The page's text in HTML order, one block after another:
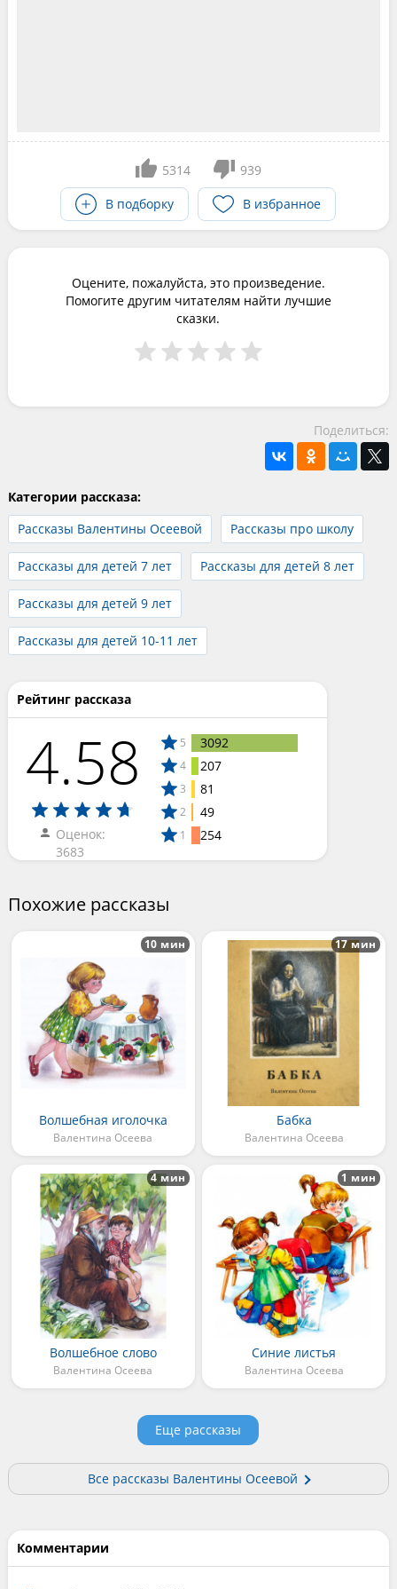
5314
939
В подборку
В избранное
Оцените, пожалуйста, это произведение.
Помогите другим читателям найти лучшие
сказки.
Поделиться:
Категории рассказа:
Рассказы Валентины Осеевой
Рассказы про школу
Рассказы для детей 7 лет Рассказы для детей 8 лет
Рассказы для детей 9 лет
Рассказы для детей 10-11 лет
Рейтинг рассказа
4.58
Оценок:
3683
5 3092
4 207
3 81
2 49
1 254
Похожие рассказы
Волшебная иголочка
Валентина Осеева
10 мин
Бабка
Валентина Осеева
17 мин
Волшебное слово
Валентина Осеева
4 мин
Синие листья
Валентина Осеева
1 мин
Еще рассказы
Все рассказы Валентины Осеевой
Комментарии